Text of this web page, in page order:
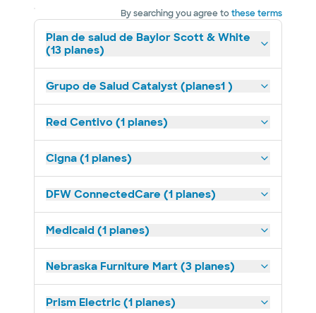
By searching you agree tothese terms
Plan de salud de Baylor Scott & White
(13 planes)
Grupo de Salud Catalyst (planes1 )
Red Centivo (1 planes)
Cigna (1 planes)
DFW ConnectedCare (1 planes)
Medicaid (1 planes)
Nebraska Furniture Mart (3 planes)
Prism Electric (1 planes)